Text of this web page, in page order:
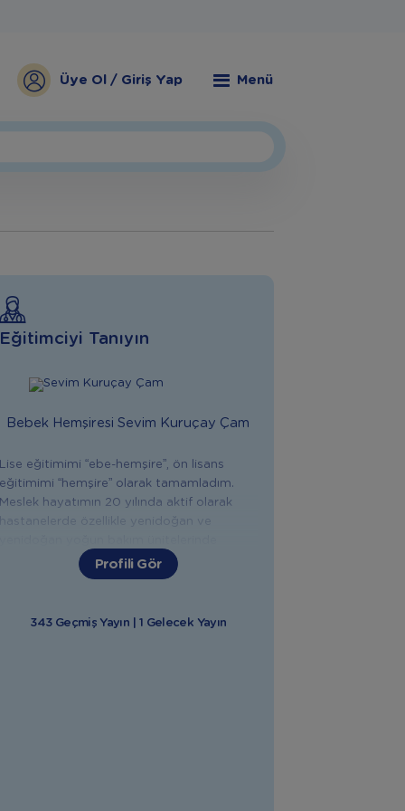
Üye Ol / Giriş Yap Menü
Eğitimciyi Tanıyın
Bebek HemşiresiSevim Kuruçay Çam
Lise eğitimimi “ebe-hemşire”, ön lisans
eğitimimi “hemşire” olarak tamamladım.
Meslek hayatımın 20 yılında aktif olarak
hastanelerde özellikle yenidoğan ve
çalıştım. Anne Bebek Yogası, IAIM
Uluslararası Bebek Masaji Eğitmenliği,
Sonrası Eğitim Koçluğu ,Sağlık Bakanlığı İlk
Profili Gör
343 Geçmiş Yayın | 1 Gelecek Yayın